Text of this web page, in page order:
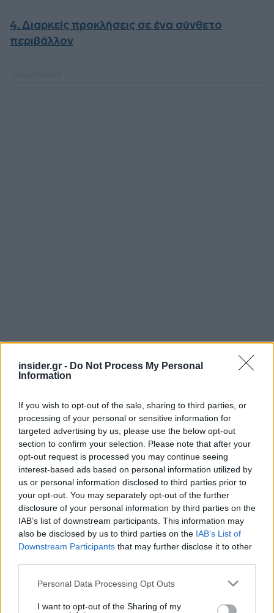
insider.gr - Do Not Process My Personal
Information
If you wish to opt-out of the sale, sharing to third parties, or
processing of your personal or sensitive information for
targeted advertising by us, please use the below opt-out
section to confirm your selection. Please note that after your
opt-out request is processed you may continue seeing
interest-based ads based on personal information utilized by
us or personal information disclosed to third parties prior to
your opt-out. You may separately opt-out of the further
disclosure of your personal information by third parties on the
IAB’s list of downstream participants. This information may
also be disclosed by us to third parties on the IAB’s List of
Downstream Participants that may further disclose it to other
Please note that this website/app uses one or more Google
not limited to your visit or usage behaviour. You may click to
Personal Data Processing Opt Outs
I want to opt-out of the Sharing of my
4. Διαρκείς προκλήσεις σε ένα σύνθετο
περιβάλλον
Οι αποκλίσεις στις αποτιμήσεις, οι γεωπολιτικοί
παράγοντες και οι ρυθμιστικές εξελίξεις
συνεχίζουν να επηρεάζουν τη δυναμική της
αγοράς.
5. Από τη στρατηγική στην υλοποίηση
μεγάλο βαθμό από την ικανότητα υλοποίησης και
τη συστηματική διαχείριση κινδύνων.